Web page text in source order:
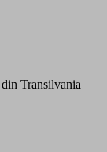
Transilvania